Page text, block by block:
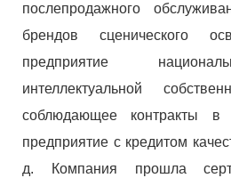
послепродажного
брендов сценического
предприятие
интеллектуальной
соблюдающее контракты в
предприятие с кредитом
д. Компания прошла